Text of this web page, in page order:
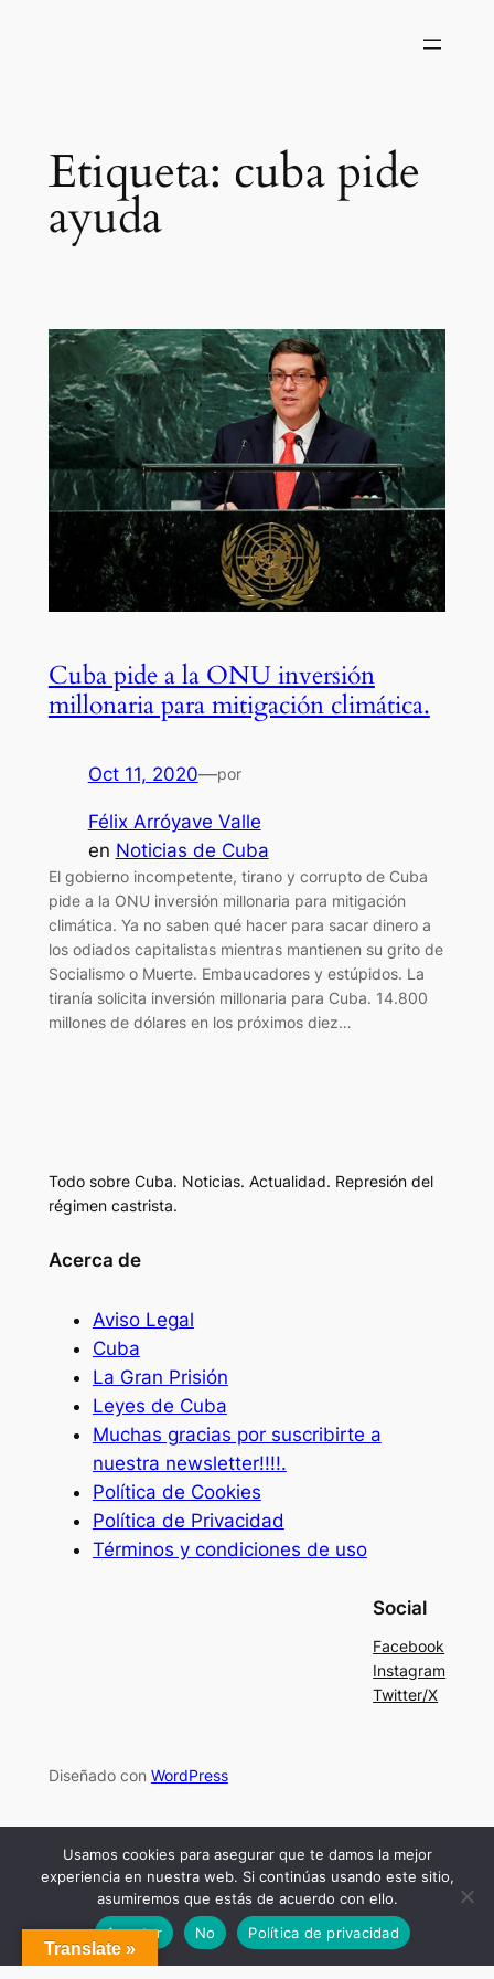
Etiqueta: cuba pide
ayuda
Cuba pide a la ONU inversión
millonaria para mitigación climática.
Oct 11, 2020—por
Félix Arróyave Valle
en Noticias de Cuba
El gobierno incompetente, tirano y corrupto de Cuba
pide a la ONU inversión millonaria para mitigación
climática. Ya no saben qué hacer para sacar dinero a
los odiados capitalistas mientras mantienen su grito de
Socialismo o Muerte. Embaucadores y estúpidos. La
tiranía solicita inversión millonaria para Cuba. 14.800
millones de dólares en los próximos diez…
Todo sobre Cuba. Noticias. Actualidad. Represión del
régimen castrista.
Acerca de
Aviso Legal
Cuba
La Gran Prisión
Leyes de Cuba
Muchas gracias por suscribirte a
nuestra newsletter!!!!.
Política de Cookies
Política de Privacidad
Términos y condiciones de uso
Social
Facebook
Instagram
Twitter/X
Diseñado con WordPress
Translate »
Usamos cookies para asegurar que te damos la mejor
experiencia en nuestra web. Si continúas usando este sitio,
asumiremos que estás de acuerdo con ello.
Aceptar
No Política de privacidad